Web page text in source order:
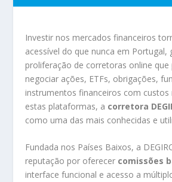
Investir nos mercados financeiros
acessível do que nunca em Portugal,
proliferação de corretoras online que
negociar ações, ETFs, obrigações,
instrumentos financeiros com custos
estas plataformas, a corretora
como uma das mais conhecidas e
Fundada nos Países Baixos, a
reputação por oferecer comissões
interface funcional e acesso a